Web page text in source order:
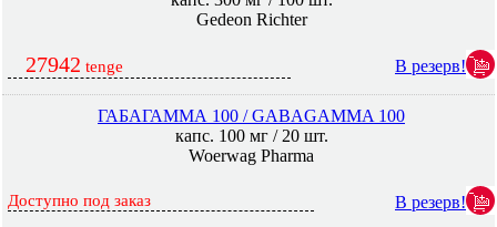
Gedeon Richter
27942 tenge В резерв!
ГАБАГАММА 100 / GABAGAMMA 100
капс. 100 мг / 20 шт.
Woerwag Pharma
Доступно под заказ В резерв!